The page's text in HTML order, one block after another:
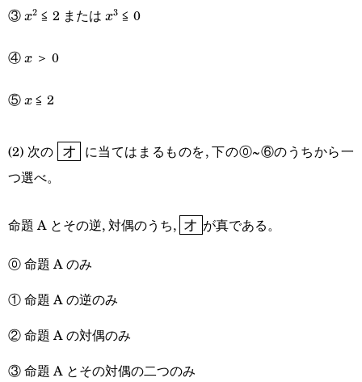
③x^2
x2 ≦ 2 または x^3
x3 ≦ 0
④x
x ＞ 0
⑤x
x ≦ 2
(2) 次の \boxed{\text{オ}}
オ
に当てはまるものを, 下の⓪~⑥のうちから一
つ選べ。
命題 A とその逆, 対偶のうち,\boxed{\text{オ}}
オ が真である。
⓪ 命題 A のみ
① 命題 A の逆のみ
② 命題 A の対偶のみ
③ 命題 A とその対偶の二つのみ